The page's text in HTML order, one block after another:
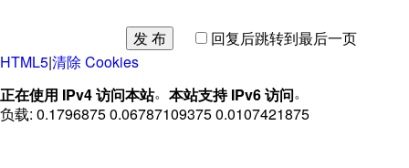
发 布
回复后跳转到最后一页
HTML5|清除 Cookies
正在使用 IPv4 访问本站。 本站支持 IPv6 访问。
负载: 0.1796875 0.06787109375 0.0107421875